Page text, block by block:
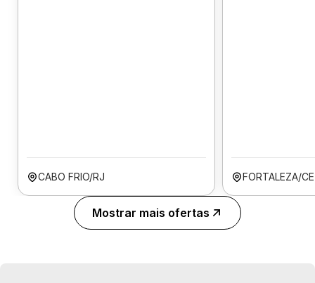
CABO FRIO/RJ FORTALEZA/CE
Mostrar mais ofertas